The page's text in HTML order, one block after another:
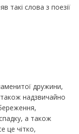
такі слова з поезії
дружини,
також надзвичайно
а також
це чітко,